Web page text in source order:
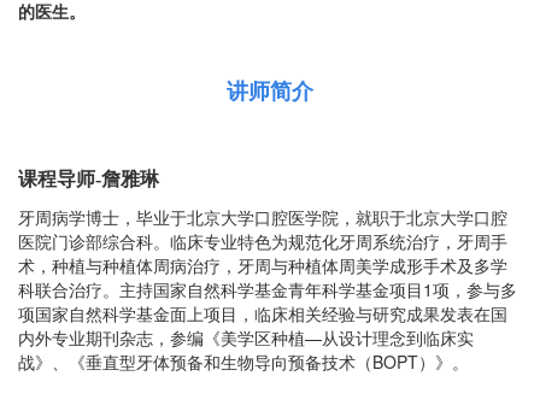
的医生。
讲师简介
课程导师-詹雅琳
牙周病学博士，毕业于北京大学口腔医学院，就职于北京大学口腔
医院门诊部综合科。临床专业特色为规范化牙周系统治疗，牙周手
术，种植与种植体周病治疗，牙周与种植体周美学成形手术及多学
科联合治疗。主持国家自然科学基金青年科学基金项目1项，参与多
项国家自然科学基金面上项目，临床相关经验与研究成果发表在国
内外专业期刊杂志，参编《美学区种植—从设计理念到临床实
战》、《垂直型牙体预备和生物导向预备技术（BOPT）》。